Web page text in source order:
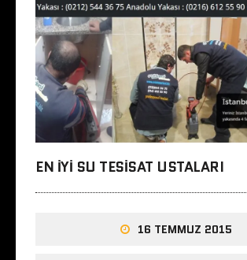
EN IYI SU TESISAT USTALARI
16 TEMMUZ 2015